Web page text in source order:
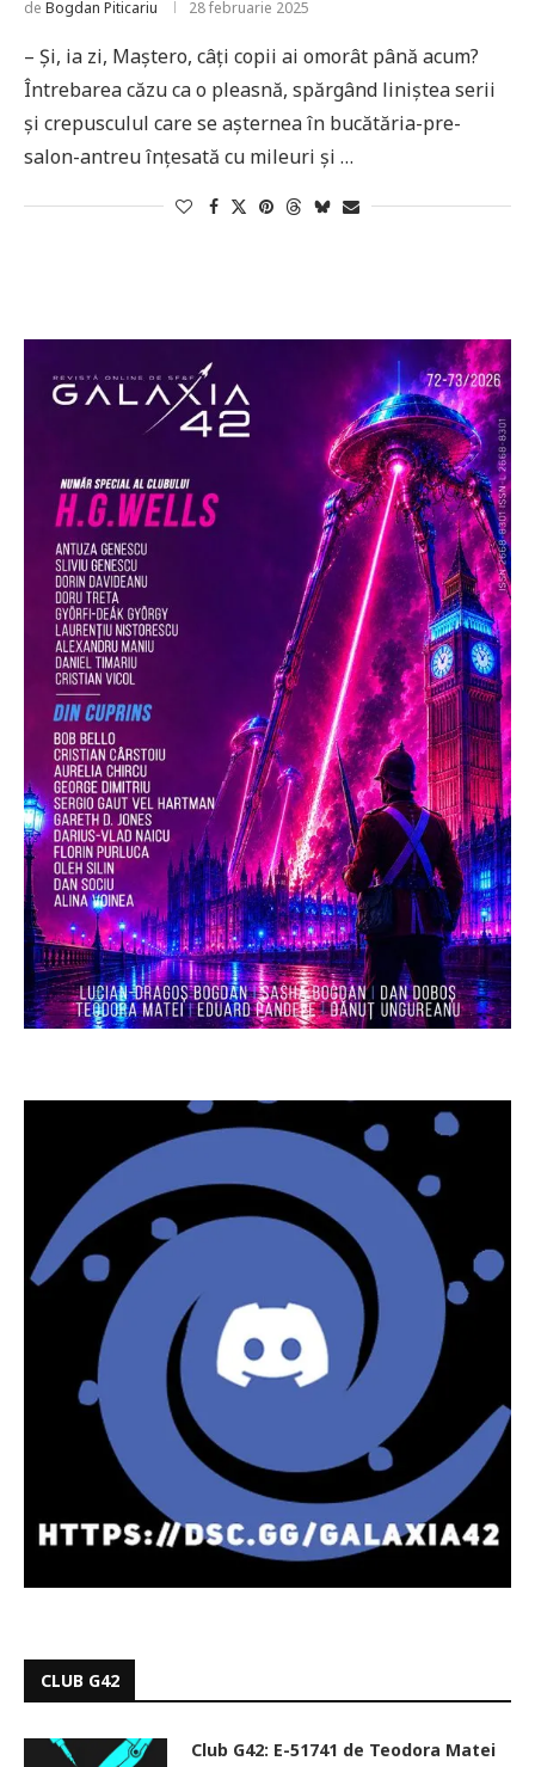
de Bogdan Piticariu 28 februarie 2025
– Și, ia zi, Maștero, câți copii ai omorât până acum?
Întrebarea căzu ca o pleasnă, spărgând liniștea serii
și crepusculul care se așternea în bucătăria-pre-
salon-antreu înțesată cu mileuri și …
CLUB G42
Club G42: E-51741 de Teodora Matei